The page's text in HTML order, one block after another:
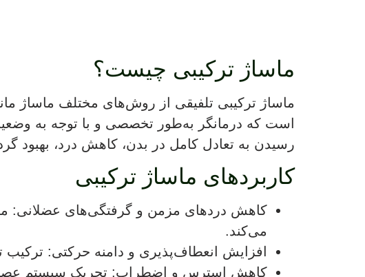
ماساژ ترکیبی چیست؟
ماساژ ترکیبی تلفیقی از روش‌های مختلف ماساژ
است که درمانگر به‌طور تخصصی و با توجه به
رسیدن به تعادل کامل در بدن، کاهش درد،
کاربردهای ماساژ ترکیبی
کاهش دردهای مزمن و گرفتگی‌های عضلانی:
می‌کند.
افزایش انعطاف‌پذیری و دامنه حرکتی:
کاهش استرس و اضطراب: تحریک سیستم